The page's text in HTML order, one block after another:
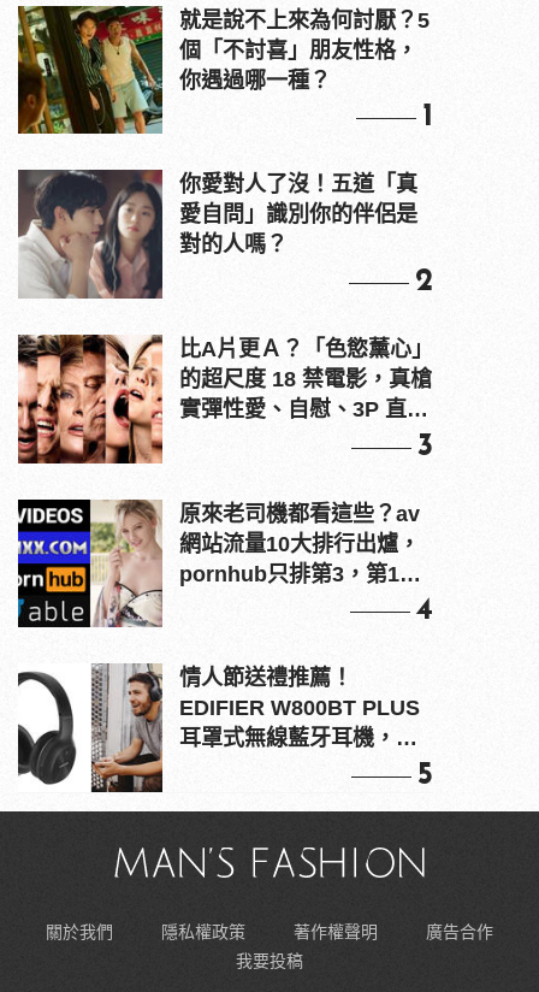
就是說不上來為何討厭？5
個「不討喜」朋友性格，
你遇過哪一種？
1
你愛對人了沒！五道「真
愛自問」識別你的伴侶是
對的人嗎？
2
比A片更Ａ？「色慾薰心」
的超尺度 18 禁電影，真槍
實彈性愛、自慰、3P 直接
3
原來老司機都看這些？av
網站流量10大排行出爐，
pornhub只排第3，第1名
4
情人節送禮推薦！
EDIFIER W800BT PLUS
耳罩式無線藍牙耳機，在
5
關於我們 隱私權政策 著作權聲明
廣告合作
我要投稿